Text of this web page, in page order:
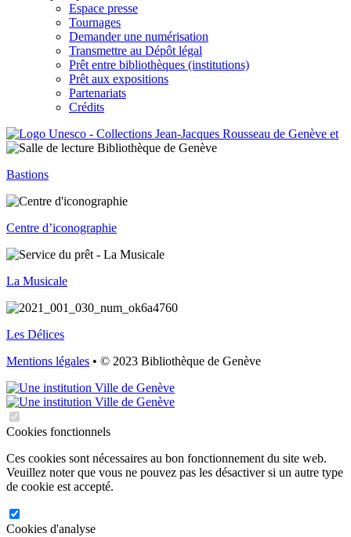
Espace presse
Tournages
Demander une numérisation
Transmettre au Dépôt légal
Prêt entre bibliothèques (institutions)
Prêt aux expositions
Partenariats
Crédits
Bastions
Centre d’iconographie
La Musicale
Les Délices
Mentions légales • © 2023 Bibliothèque de Genève
Cookies fonctionnels
Ces cookies sont nécessaires au bon fonctionnement du site web.
Veuillez noter que vous ne pouvez pas les désactiver si un autre type
de cookie est accepté.
Cookies d'analyse